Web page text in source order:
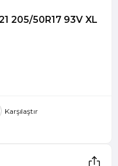
205/50R17 93V XL
Karşılaştır